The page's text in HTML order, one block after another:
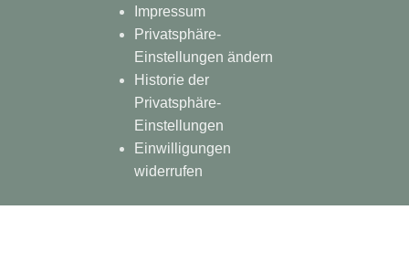
Impressum
Privatsphäre-
Einstellungen ändern
Historie der
Privatsphäre-
Einstellungen
Einwilligungen
widerrufen